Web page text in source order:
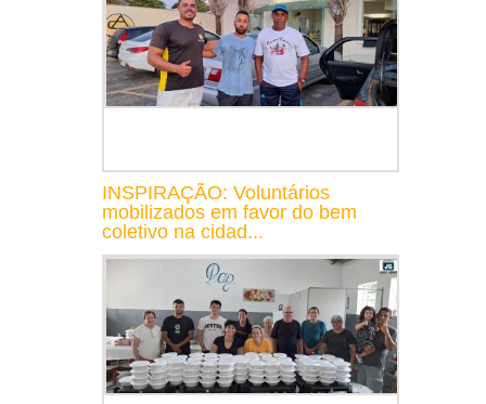
INSPIRAÇÃO: Voluntários
mobilizados em favor do bem
coletivo na cidad...